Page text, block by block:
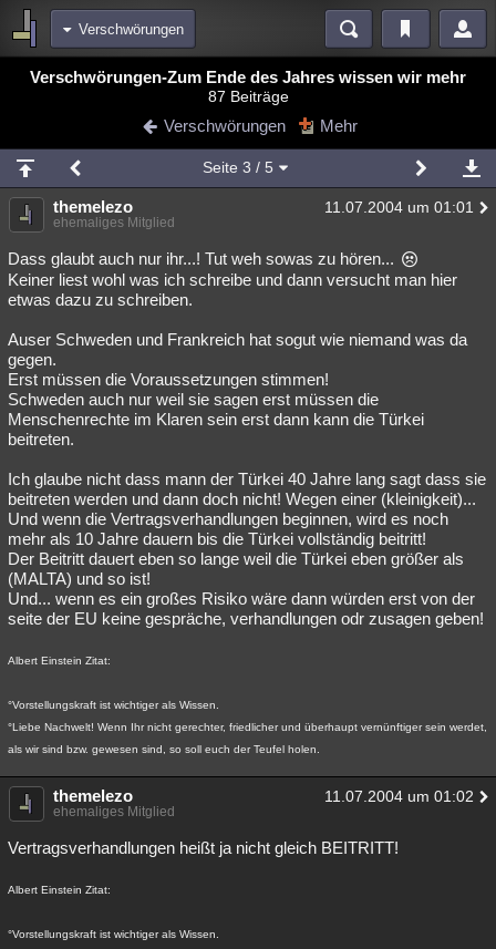
Verschwörungen
Bereiche
Blogs
Chat Wiki Neuigkeiten
meine Rubriken
Menschen Wissenschaft Mystery Kriminalfälle
Spiritualität Verschwörungen Technologie Ufologie
Natur Umfragen Unterhaltung
weitere Rubriken
Philosophie
Astronomie Helpdesk Gruppen Gaming Filme
Übersichten
Besucht Teilgenommen Alle Neue Geschlossen
Lesenswert Schlüsselwörter
Verschwörungen-Zum Ende des Jahres wissen wir mehr
87 Beiträge
Verschwörungen Mehr
Seite 3 / 5
themelezo 11.07.2004 um 01:01
ehemaliges Mitglied
Dass glaubt auch nur ihr...! Tut weh sowas zu hören...
Keiner liest wohl was ich schreibe und dann versucht man hier
etwas dazu zu schreiben.
Auser Schweden und Frankreich hat sogut wie niemand was da
gegen.
Erst müssen die Voraussetzungen stimmen!
Schweden auch nur weil sie sagen erst müssen die
Menschenrechte im Klaren sein erst dann kann die Türkei
beitreten.
Ich glaube nicht dass mann der Türkei 40 Jahre lang sagt dass sie
beitreten werden und dann doch nicht! Wegen einer (kleinigkeit)...
Und wenn die Vertragsverhandlungen beginnen, wird es noch
mehr als 10 Jahre dauern bis die Türkei vollständig beitritt!
Der Beitritt dauert eben so lange weil die Türkei eben größer als
(MALTA) und so ist!
Und... wenn es ein großes Risiko wäre dann würden erst von der
seite der EU keine gespräche, verhandlungen odr zusagen geben!
Albert Einstein Zitat:
°Vorstellungskraft ist wichtiger als Wissen.
°Liebe Nachwelt! Wenn Ihr nicht gerechter, friedlicher und überhaupt vernünftiger sein werdet,
als wir sind bzw. gewesen sind, so soll euch der Teufel holen.
themelezo 11.07.2004 um 01:02
ehemaliges Mitglied
Vertragsverhandlungen heißt ja nicht gleich BEITRITT!
Albert Einstein Zitat:
°Vorstellungskraft ist wichtiger als Wissen.